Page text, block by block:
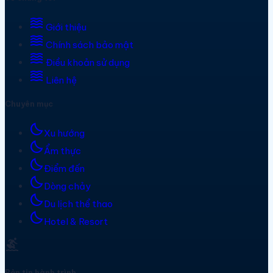
waves Giới thiệu
waves Chính sách bảo mật
waves Điều khoản sử dụng
waves Liên hệ
Chuyên mục
bedtimeXu hướng
bedtimeẨm thực
bedtimeĐiểm đến
bedtimeDòng chảy
bedtimeDu lịch thể thao
bedtimeHotel & Resort
surfing